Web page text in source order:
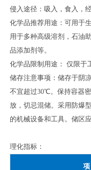
侵入途径：吸入，食入，
化学品推荐用途：可用于
用于多种高级溶剂，石油
品添加剂等。
化学品限制用途： 仅限于
储存注意事项：储存于阴
不宜超过30℃。保持容器
放，切忌混储。采用防爆
的机械设备和工具。储区
理化指标：
项